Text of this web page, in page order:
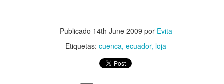
Publicado 14th June 2009 por Evita
Etiquetas: cuenca ecuador loja
completa a los hombros y enfrentarse a otra etapa bastante
Namche-Bazaar - Tengboche, o lo que es lo mismo, 3.440 metros
levantamos a las 6.15h lo que parece todo un récord, aunque